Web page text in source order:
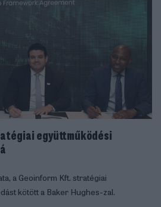
együttműködési
a Geoinform Kft. stratégiai
kötött a Baker Hughes-zal.